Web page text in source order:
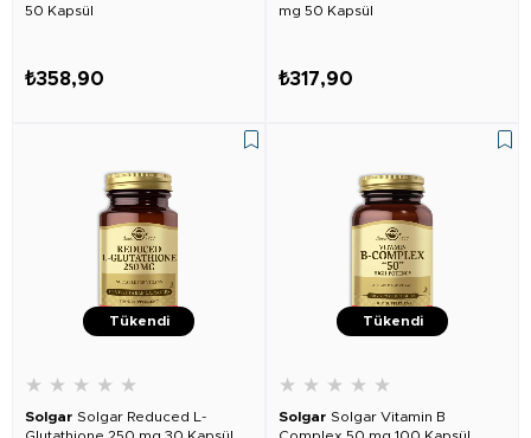
50 Kapsül
₺358,90
mg 50 Kapsül
₺317,90
Tükendi
★ ★ ★ ★ ★
Solgar Solgar Reduced L-
Tükendi
★ ★ ★ ★ ★
Solgar Solgar Vitamin B